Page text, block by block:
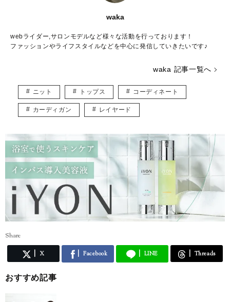
waka
webライダー,サロンモデルなど様々な活動を行っております！
ファッションやライフスタイルなどを中心に発信していきたいです♪
waka 記事一覧へ
ニット トップス コーディネート
カーディガン レイヤード
Share
X Facebook LINE Threads
おすすめ記事